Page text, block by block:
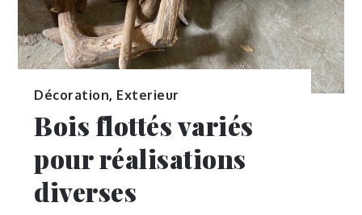
Décoration, Exterieur
Bois flottés variés
pour réalisations
diverses